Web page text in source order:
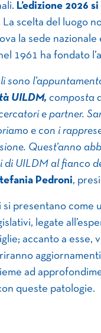
L’edizione 2026
La scelta del luogo
la sede
1961 ha fondato
sono
UILDM, composta
e partner.
e con i
Quest’anno
UILDM al fianco
Pedroni,
si presentano
legate
accanto a
ad
queste patologie.